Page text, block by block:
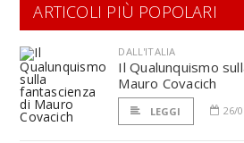
ARTICOLI PIÙ POPOLARI
DALL'ITALIA
Il Qualunquismo
Mauro Covacich
LEGGI 26/